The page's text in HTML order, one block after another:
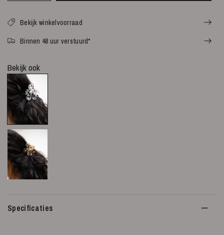
Bekijk winkelvoorraad
Binnen 48 uur verstuurd*
Bekijk ook
Specificaties